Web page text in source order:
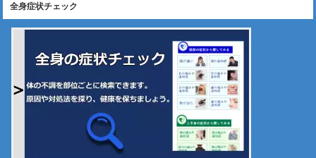
全身症状チェック